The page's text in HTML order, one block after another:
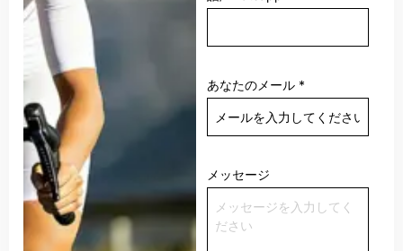
あなたのメール *
メッセージ